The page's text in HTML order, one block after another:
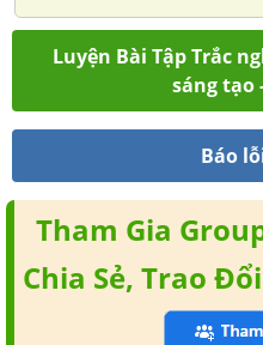
Luyện Bài Tập Trắc
sáng tạo
Báo
Tham Gia
Chia Sẻ, Trao